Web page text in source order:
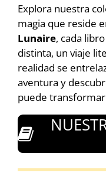
Explora nuestra
magia que reside
Lunaire, cada
distinta, un viaje
realidad se
aventura y
puede